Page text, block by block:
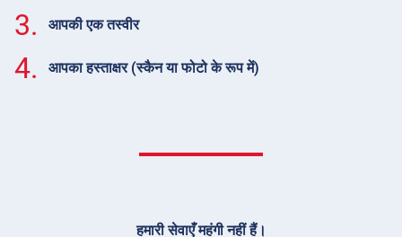
3. आपकी एक तस्वीर
4. आपका हस्ताक्षर (स्कैन या फोटो के रूप में)
हमारी सेवाएँ महंगी नहीं हैं।